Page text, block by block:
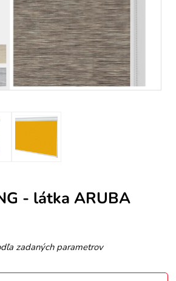
- látka ARUBA
zadaných parametrov